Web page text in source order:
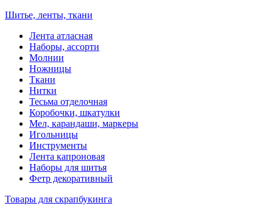
Шитье, ленты, ткани
Лента атласная
Наборы, ассорти
Молнии
Ножницы
Ткани
Нитки
Тесьма отделочная
Коробочки, шкатулки
Мел, карандаши, маркеры
Игольницы
Инструменты
Лента капроновая
Наборы для шитья
Фетр декоративный
Товары для скрапбукинга